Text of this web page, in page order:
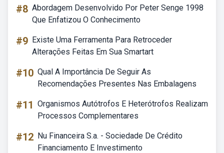
#8 Abordagem Desenvolvido Por Peter Senge 1998
Que Enfatizou O Conhecimento
#9 Existe Uma Ferramenta Para Retroceder
Alterações Feitas Em Sua Smartart
#10 Qual A Importância De Seguir As
Recomendações Presentes Nas Embalagens
#11 Organismos Autótrofos E Heterótrofos Realizam
Processos Complementares
#12 Nu Financeira S.a. - Sociedade De Crédito
Financiamento E Investimento